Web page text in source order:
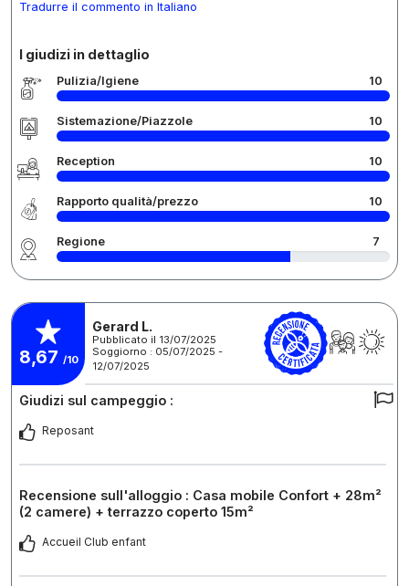
Tradurre il commento in Italiano
I giudizi in dettaglio
Pulizia/Igiene 10
Sistemazione/Piazzole 10
Reception 10
Rapporto qualità/prezzo 10
Regione 7
8,67 /10
Gerard L.
Pubblicato il 13/07/2025
Soggiorno : 05/07/2025 -
12/07/2025
Giudizi sul campeggio :
Reposant
Recensione sull'alloggio : Casa mobile Confort + 28m²
(2 camere) + terrazzo coperto 15m²
Accueil Club enfant